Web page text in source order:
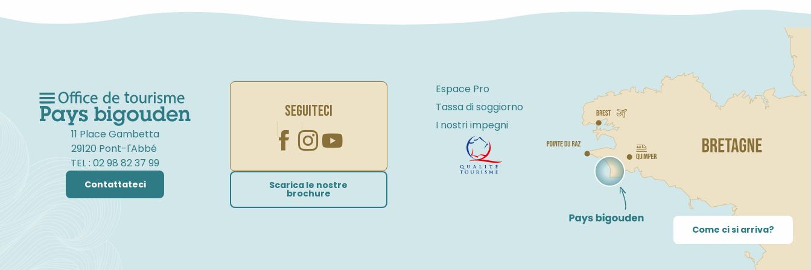
11 Place Gambetta
29120 Pont-l'Abbé
TEL : 02 98 82 37 99
Contattateci
SEGUITECI
Scarica le nostre
brochure
Espace Pro
Tassa di soggiorno
I nostri impegni
Come ci si arriva?